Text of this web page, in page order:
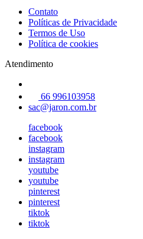
Contato
Políticas de Privacidade
Termos de Uso
Política de cookies
Atendimento
66 996103958
sac@jaron.com.br
facebook
facebook
instagram
instagram
youtube
youtube
pinterest
pinterest
tiktok
tiktok